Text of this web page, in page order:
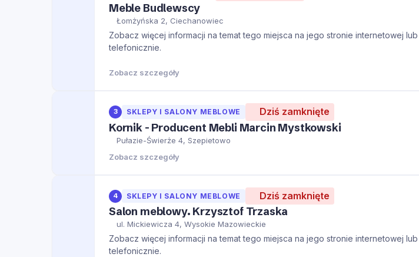
Meble Budlewscy
Łomżyńska 2, Ciechanowiec
Zobacz więcej informacji na temat tego miejsca na jego stronie internetowej
telefonicznie.
Zobacz szczegóły
3 SKLEPY I SALONY MEBLOWE Dziś zamknięte
Kornik - Producent Mebli Marcin Mystkowski
Pułazie-Świerże 4, Szepietowo
Zobacz szczegóły
4 SKLEPY I SALONY MEBLOWE Dziś zamknięte
Salon meblowy. Krzysztof Trzaska
ul. Mickiewicza 4, Wysokie Mazowieckie
Zobacz więcej informacji na temat tego miejsca na jego stronie internetowej
telefonicznie.